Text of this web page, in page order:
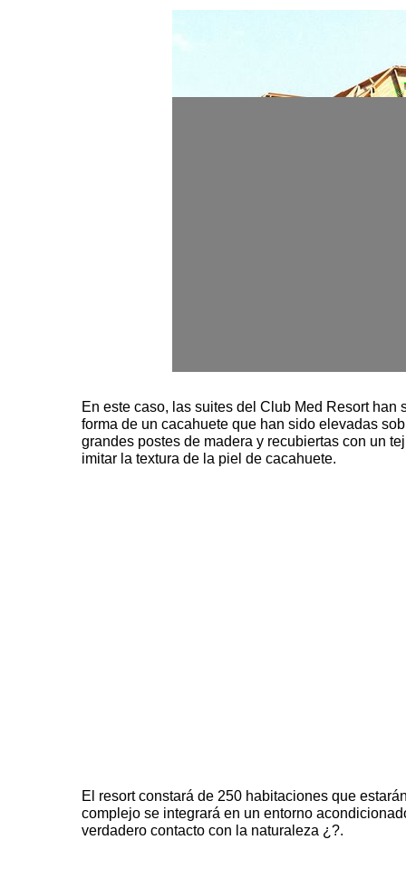
En este caso, las suites del Club Med Resort han
forma de un cacahuete que han sido elevadas
grandes postes de madera y recubiertas con un
imitar la textura de la piel de cacahuete.
El resort constará de 250 habitaciones que
complejo se integrará en un entorno
verdadero contacto con la naturaleza ¿?.